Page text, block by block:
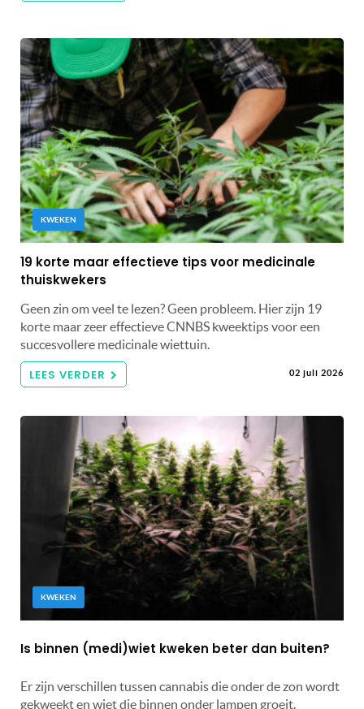
KWEKEN
19 korte maar effectieve tips voor medicinale
thuiskwekers
Geen zin om veel te lezen? Geen probleem. Hier zijn 19
korte maar zeer effectieve CNNBS kweektips voor een
succesvollere medicinale wiettuin.
LEES VERDER 02 juli 2026
KWEKEN
Is binnen (medi)wiet kweken beter dan buiten?
Er zijn verschillen tussen cannabis die onder de zon wordt
gekweekt en wiet die binnen onder lampen groeit.